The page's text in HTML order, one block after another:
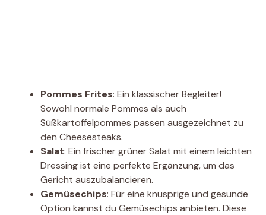
Pommes Frites: Ein klassischer Begleiter!
Sowohl normale Pommes als auch
Süßkartoffelpommes passen ausgezeichnet zu
den Cheesesteaks.
Salat: Ein frischer grüner Salat mit einem leichten
Dressing ist eine perfekte Ergänzung, um das
Gericht auszubalancieren.
Gemüsechips: Für eine knusprige und gesunde
Option kannst du Gemüsechips anbieten. Diese